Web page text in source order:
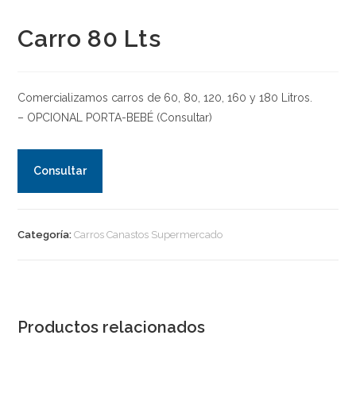
Carro 80 Lts
Comercializamos carros de 60, 80, 120, 160 y 180 Litros.
– OPCIONAL PORTA-BEBÉ (Consultar)
Consultar
Categoría:Carros Canastos Supermercado
Productos relacionados